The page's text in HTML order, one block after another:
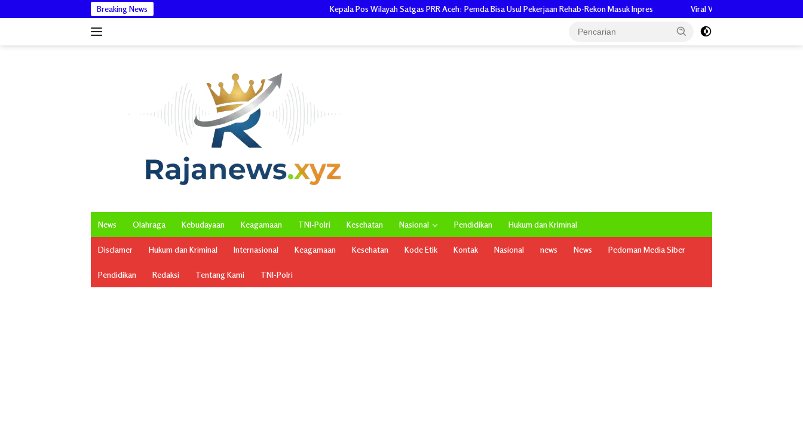
ke
Breaking News Kepala Pos Wilayah Satgas PRR Aceh: Pemda Bisa Usul Pekerjaan Rehab-Rekon Masuk Inpres Viral Video TikTok, Ketum BPI KPNPA RI Desak Kapolri
News Olahraga Kebudayaan Keagamaan TNI-Polri Kesehatan Nasional Pendidikan Hukum dan Kriminal
Disclamer Hukum dan Kriminal Internasional Keagamaan Kesehatan Kode Etik Kontak Nasional news News Pedoman Media Siber
Pendidikan Redaksi Tentang Kami TNI-Polri